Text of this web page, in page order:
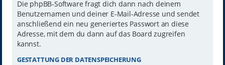
Die phpBB-Software fragt dich dann nach deinem
Benutzernamen und deiner E-Mail-Adresse und sendet
anschließend ein neu generiertes Passwort an diese
Adresse, mit dem du dann auf das Board zugreifen
kannst.
GESTATTUNG DER DATENSPEICHERUNG